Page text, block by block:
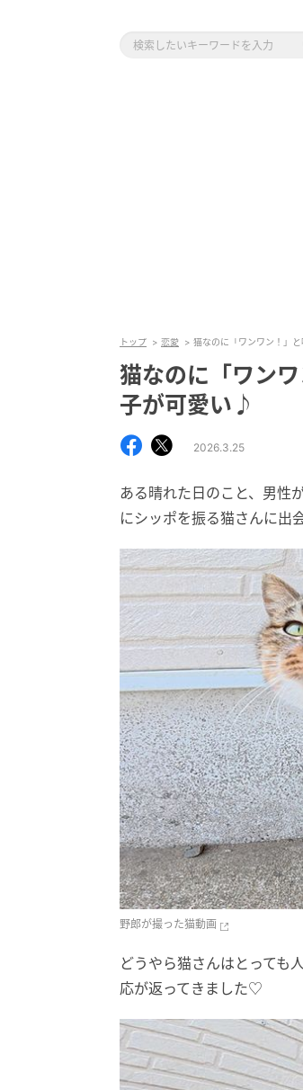
トップ 恋愛 猫なのに「ワンワン！」
猫なのに「ワン
子が可愛い♪
2026.3.25
ある晴れた日のこと、男性
にシッポを振る猫さんに出
野郎が撮った猫動画
どうやら猫さんはとっても
応が返ってきました♡